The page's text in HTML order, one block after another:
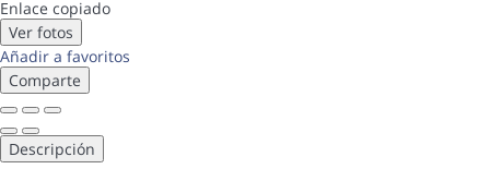
Enlace copiado
Ver fotos
Añadir a favoritos
Comparte
Descripción